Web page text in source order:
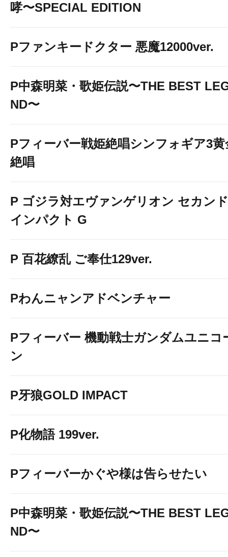
哮〜SPECIAL EDITION
Pファンキードクター 悪魔12000ver.
P中森明菜・歌姫伝説〜THE BEST
ND〜
Pフィーバー戦姫絶唱シンフォギア3黄
絶唱
P ゴジラ対エヴァンゲリオン セカンド
インパクト G
P 百花繚乱 ご奉仕129ver.
Pわんニャンアドベンチャー
Pフィーバー 機動戦士ガンダムユニコ
ン
P牙狼GOLD IMPACT
P化物語 199ver.
Pフィーバーかぐや様は告らせたい
P中森明菜・歌姫伝説〜THE BEST
ND〜